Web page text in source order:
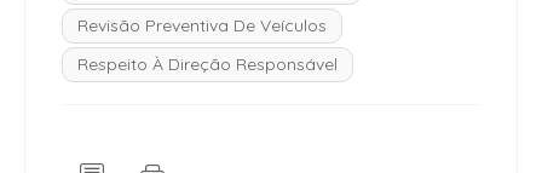
Revisão Preventiva De Veículos
Respeito À Direção Responsável